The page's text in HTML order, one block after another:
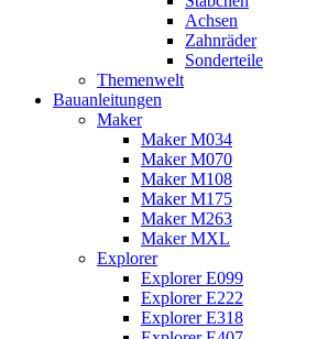
Achsen
Zahnräder
Sonderteile
Themenwelt
Bauanleitungen
Maker
Maker M034
Maker M070
Maker M108
Maker M175
Maker M263
Maker MXL
Explorer
Explorer E099
Explorer E222
Explorer E318